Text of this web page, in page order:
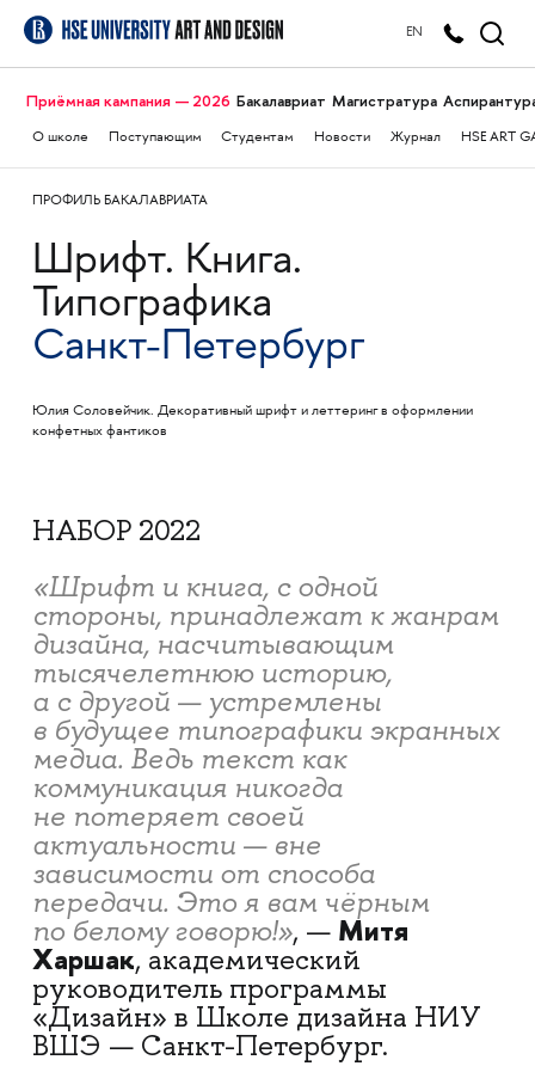
EN
Приёмная кампания — 2026 Бакалавриат Магистратура
О школе Поступающим Студентам Новости Журнал HSE ART
ПРОФИЛЬ БАКАЛАВРИАТА
Шрифт. Книга.
Типографика
Санкт-Петербург
Юлия Соловейчик. Декоративный шрифт и леттеринг в оформлении
конфетных фантиков
НАБОР 2022
«Шрифт и книга, с одной
стороны, принадлежат к жанрам
дизайна, насчитывающим
тысячелетнюю историю,
а с другой — устремлены
в будущее типографики экранных
медиа. Ведь текст как
коммуникация никогда
не потеряет своей
актуальности — вне
зависимости от способа
передачи. Это я вам чёрным
по белому говорю!», — Митя
Харшак, академический
руководитель программы
«Дизайн» в Школе дизайна НИУ
ВШЭ — Санкт-Петербург.